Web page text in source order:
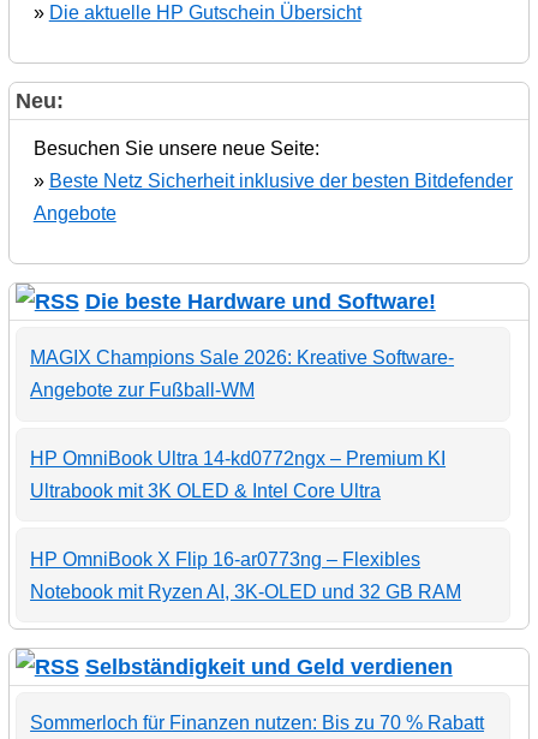
» Die aktuelle HP Gutschein Übersicht
Neu:
Besuchen Sie unsere neue Seite:
» Beste Netz Sicherheit inklusive der besten Bitdefender
Angebote
Die beste Hardware und Software!
MAGIX Champions Sale 2026: Kreative Software-
Angebote zur Fußball-WM
HP OmniBook Ultra 14-kd0772ngx – Premium KI
Ultrabook mit 3K OLED & Intel Core Ultra
HP OmniBook X Flip 16-ar0773ng – Flexibles
Notebook mit Ryzen AI, 3K-OLED und 32 GB RAM
Selbständigkeit und Geld verdienen
Sommerloch für Finanzen nutzen: Bis zu 70 % Rabatt